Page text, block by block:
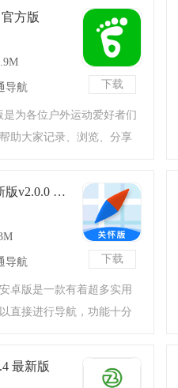
管理、数据统计、远程运
下载
方版
导航
是为各位户外运动爱好者们
助大家记录、浏览、分享
旅行线路，购买优质户外
下载
腾讯地图关怀版手机最新版v2.0.0 安卓版
导航
卓版是一款有着超多实用
直接进行导航，功能十分
最新版